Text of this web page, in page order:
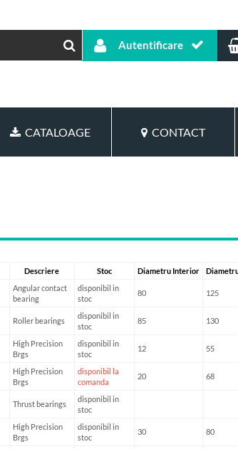
Autentificare
CATALOAGE CONTACT
Descriere Stoc Diametru Interior
Angular contact
bearing
disponibil in
stoc
80 125
Roller bearings
disponibil in
stoc
85 130
High Precision
Brgs
disponibil in
stoc
12 55
High Precision
Brgs
disponibil la
comanda
20 68
Thrust bearings
disponibil in
stoc
High Precision
Brgs
disponibil in
stoc
30 80